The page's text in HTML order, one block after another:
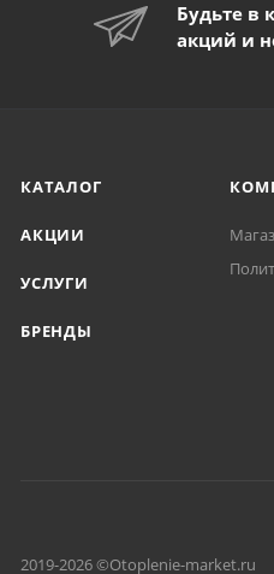
Будьте в
акций и
КАТАЛОГ
АКЦИИ
УСЛУГИ
БРЕНДЫ
2019-2026 ©Otoplenie-market.ru